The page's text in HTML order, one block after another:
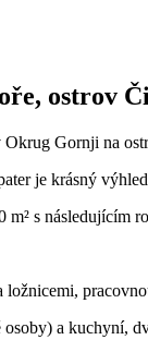
ostrov
Gornji na
je krásný
s následujícím
a kuchyní,